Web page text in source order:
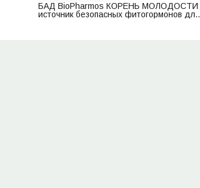
БАД BioPharmos КОРЕНЬ МОЛОДОСТИ
источник безопасных фитогормонов для